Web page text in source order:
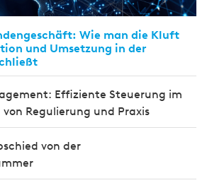
Wie man die Kluft
und Umsetzung in der
Effiziente Steuerung im
Regulierung und Praxis
von der